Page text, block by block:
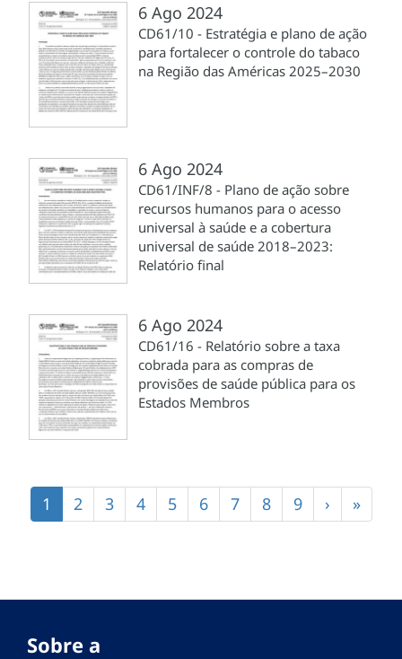
6 Ago 2024
CD61/10 - Estratégia e plano de ação
para fortalecer o controle do tabaco
na Região das Américas 2025–2030
6 Ago 2024
CD61/INF/8 - Plano de ação sobre
recursos humanos para o acesso
universal à saúde e a cobertura
universal de saúde 2018–2023:
Relatório final
6 Ago 2024
CD61/16 - Relatório sobre a taxa
cobrada para as compras de
provisões de saúde pública para os
Estados Membros
Página
atual
1 Página
2 Página
3 Página
4 Página
5 Página
6 Página
7 Página
8 Página
9
Próxima
página
› »
Sobre a